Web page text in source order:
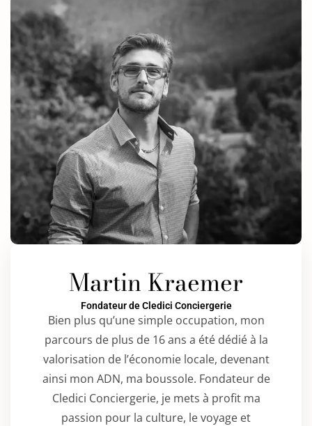
Martin Kraemer
Fondateur de Cledici Conciergerie
Bien plus qu’une simple occupation, mon
parcours de plus de 16 ans a été dédié à la
valorisation de l’économie locale, devenant
ainsi mon ADN, ma boussole. Fondateur de
Cledici Conciergerie, je mets à profit ma
passion pour la culture, le voyage et